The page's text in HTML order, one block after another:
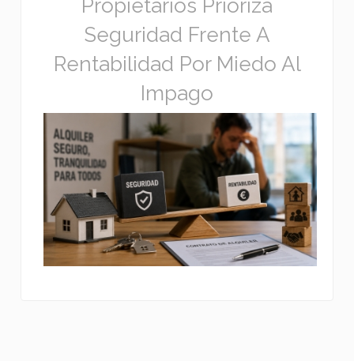
Propietarios Prioriza
Seguridad Frente A
Rentabilidad Por Miedo Al
Impago